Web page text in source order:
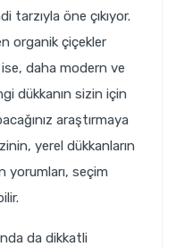
tarzıyla öne çıkıyor.
organik çiçekler
daha modern ve
dükkanın sizin için
araştırmaya
yerel dükkanların
yorumları, seçim
da dikkatli